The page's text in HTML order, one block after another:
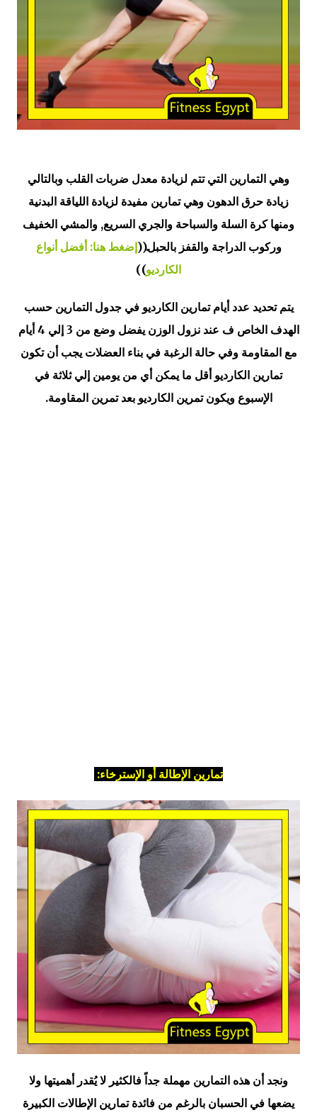
وهي التمارين التي تتم لزيادة معدل ضربات القلب وبالتالي
زيادة حرق الدهون وهي تمارين مفيدة لزيادة اللياقة البدنية
ومنها كرة السلة والسباحة والجري السريع, والمشي الخفيف
وركوب الدراجة والقفز بالحبل.((إضغط هنا: أفضل أنواع
الكارديو))
يتم تحديد عدد أيام تمارين الكارديو في جدول التمارين حسب
الهدف الخاص ف عند نزول الوزن يفضل وضع من 3 إلي 4 أيام
مع المقاومة وفي حالة الرغبة في بناء العضلات يجب أن تكون
تمارين الكارديو أقل ما يمكن أي من يومين إلي ثلاثة في
الإسبوع ويكون تمرين الكارديو بعد تمرين المقاومة.
تمارين الإطالة أو الإسترخاء:
ونجد أن هذه التمارين مهملة جداً فالكثير لا يُقدر أهميتها ولا
يضعها في الحسبان بالرغم من فائدة تمارين الإطالات الكبيرة